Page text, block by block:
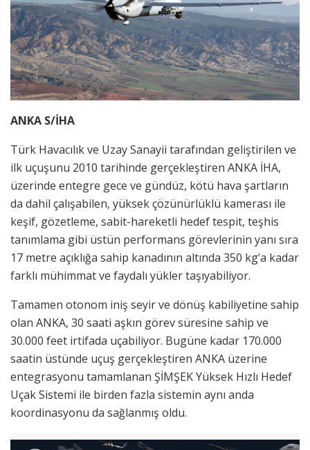
ANKA S/İHA
Türk Havacılık ve Uzay Sanayii tarafından geliştirilen ve
ilk uçuşunu 2010 tarihinde gerçekleştiren ANKA İHA,
üzerinde entegre gece ve gündüz, kötü hava şartların
da dahil çalışabilen, yüksek çözünürlüklü kamerası ile
keşif, gözetleme, sabit-hareketli hedef tespit, teşhis
tanımlama gibi üstün performans görevlerinin yanı sıra
17 metre açıklığa sahip kanadının altında 350 kg’a kadar
farklı mühimmat ve faydalı yükler taşıyabiliyor.
Tamamen otonom iniş seyir ve dönüş kabiliyetine sahip
olan ANKA, 30 saati aşkın görev süresine sahip ve
30.000 feet irtifada uçabiliyor. Bugüne kadar 170.000
saatin üstünde uçuş gerçekleştiren ANKA üzerine
entegrasyonu tamamlanan ŞİMŞEK Yüksek Hızlı Hedef
Uçak Sistemi ile birden fazla sistemin aynı anda
koordinasyonu da sağlanmış oldu.